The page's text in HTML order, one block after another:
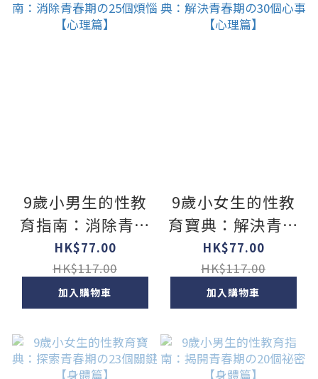
9歲小男生的性教
育指南：消除青春
期の25個煩惱【心
理篇】
HK$77.00
HK$117.00
加入購物車
9歲小女生的性教
育寶典：解決青春
期の30個心事【心
理篇】
HK$77.00
HK$117.00
加入購物車